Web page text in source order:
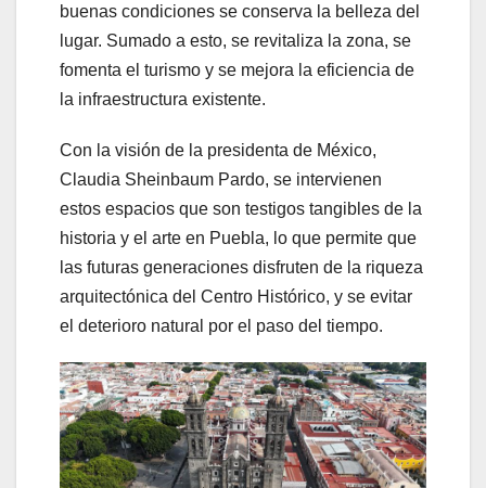
buenas condiciones se conserva la belleza del
lugar. Sumado a esto, se revitaliza la zona, se
fomenta el turismo y se mejora la eficiencia de
la infraestructura existente.
Con la visión de la presidenta de México,
Claudia Sheinbaum Pardo, se intervienen
estos espacios que son testigos tangibles de la
historia y el arte en Puebla, lo que permite que
las futuras generaciones disfruten de la riqueza
arquitectónica del Centro Histórico, y se evitar
el deterioro natural por el paso del tiempo.